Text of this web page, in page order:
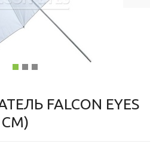
FALCON EYES
СМ)